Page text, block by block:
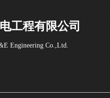
工程有限公司
Engineering Co.,Ltd.